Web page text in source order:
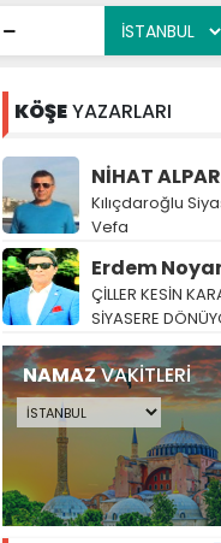
KÖŞEYAZARLARI
NİHAT
Kılıçdaroğlu
Vefa
Erdem
ÇİLLER KESİN
SİYASERE
NAMAZVAKİTLERİ